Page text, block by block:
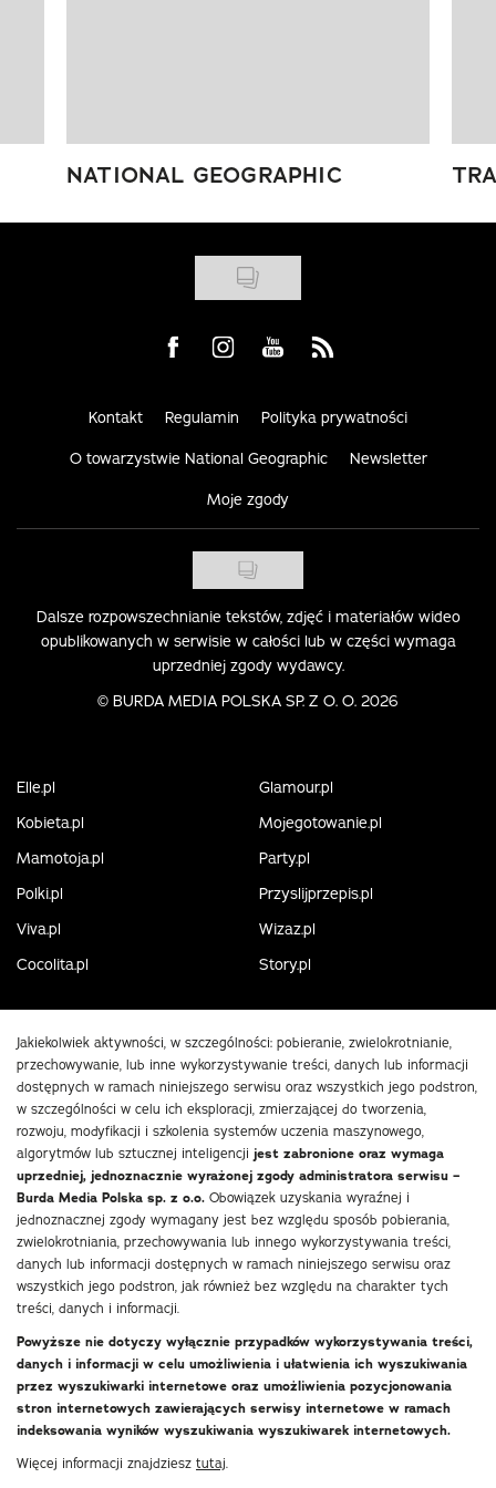
NATIONAL GEOGRAPHIC
Visit us on Facebook
Visit us on Instagram
Visit us on Youtube
Visit us on Rss
Kontakt Regulamin Polityka prywatności
O towarzystwie National Geographic Newsletter
Moje zgody
Dalsze rozpowszechnianie tekstów, zdjęć i materiałów wideo
opublikowanych w serwisie w całości lub w części wymaga
uprzedniej zgody wydawcy.
© BURDA MEDIA POLSKA SP. Z O. O. 2026
Elle.pl
Glamour.pl
Kobieta.pl
Mojegotowanie.pl
Mamotoja.pl
Party.pl
Polki.pl
Przyslijprzepis.pl
Viva.pl
Wizaz.pl
Cocolita.pl
Story.pl
Jakiekolwiek aktywności, w szczególności: pobieranie, zwielokrotnianie,
przechowywanie, lub inne wykorzystywanie treści, danych lub informacji
dostępnych w ramach niniejszego serwisu oraz wszystkich jego podstron,
w szczególności w celu ich eksploracji, zmierzającej do tworzenia,
rozwoju, modyfikacji i szkolenia systemów uczenia maszynowego,
algorytmów lub sztucznej inteligencji jest zabronione oraz wymaga
uprzedniej, jednoznacznie wyrażonej zgody administratora serwisu –
Burda Media Polska sp. z o.o. Obowiązek uzyskania wyraźnej i
jednoznacznej zgody wymagany jest bez względu sposób pobierania,
zwielokrotniania, przechowywania lub innego wykorzystywania treści,
danych lub informacji dostępnych w ramach niniejszego serwisu oraz
wszystkich jego podstron, jak również bez względu na charakter tych
treści, danych i informacji.
Powyższe nie dotyczy wyłącznie przypadków wykorzystywania treści,
danych i informacji w celu umożliwienia i ułatwienia ich wyszukiwania
przez wyszukiwarki internetowe oraz umożliwienia pozycjonowania
stron internetowych zawierających serwisy internetowe w ramach
indeksowania wyników wyszukiwania wyszukiwarek internetowych.
Więcej informacji znajdziesz tutaj.